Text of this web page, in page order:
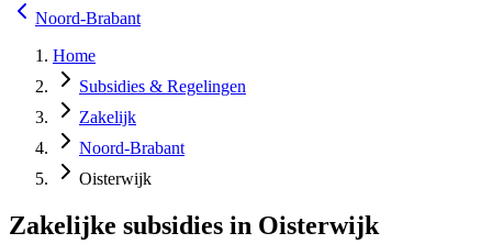
Noord-Brabant
Home
Subsidies & Regelingen
Zakelijk
Noord-Brabant
Oisterwijk
Zakelijke subsidies in Oisterwijk